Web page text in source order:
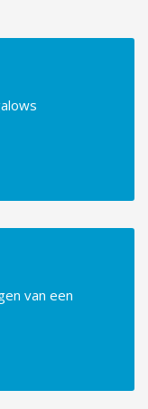
van een